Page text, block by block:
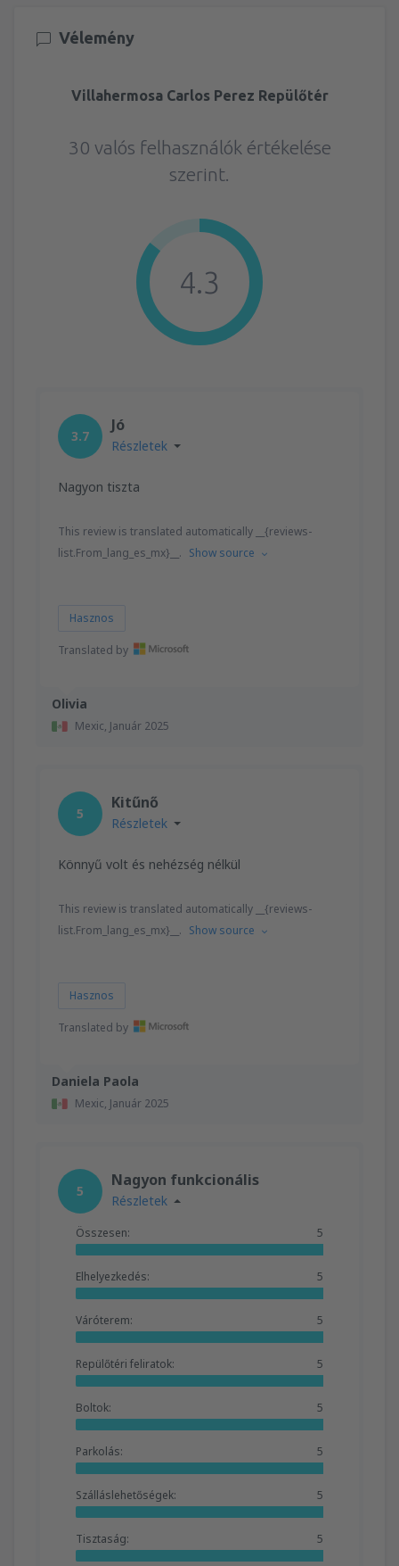
Vélemény
Villahermosa Carlos Perez Repülőtér
30 valós felhasználók értékelése
szerint.
4.3
Olivia
Mexic, Január 2025
3.7
Jó
Részletek
Nagyon tiszta
This review is translated automatically __{reviews-
list.From_lang_es_mx}__. Show source
Hasznos
Translated by
Daniela Paola
Mexic, Január 2025
5
Kitűnő
Részletek
Könnyű volt és nehézség nélkül
This review is translated automatically __{reviews-
list.From_lang_es_mx}__. Show source
Hasznos
Translated by
5
Nagyon funkcionális
Részletek
Összesen: 5
Elhelyezkedés: 5
Váróterem: 5
Repülőtéri feliratok: 5
Boltok: 5
Parkolás: 5
Szálláslehetőségek: 5
Tisztaság: 5